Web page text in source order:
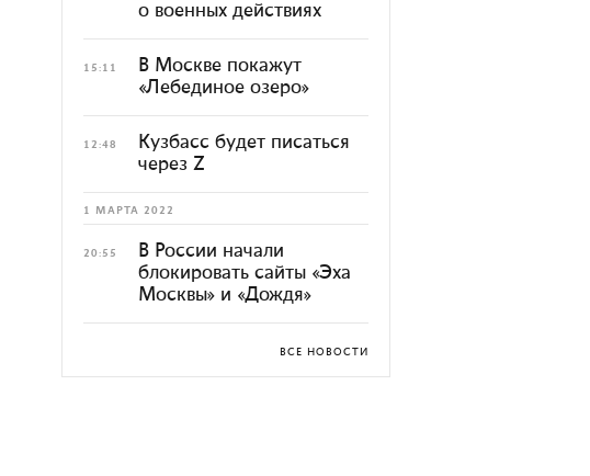
о военных действиях
15:11
В Москве покажут
«Лебединое озеро»
12:48
Кузбасс будет писаться
через Z
1 МАРТА 2022
20:55
В России начали
блокировать сайты «Эха
Москвы» и «Дождя»
ВСЕ НОВОСТИ